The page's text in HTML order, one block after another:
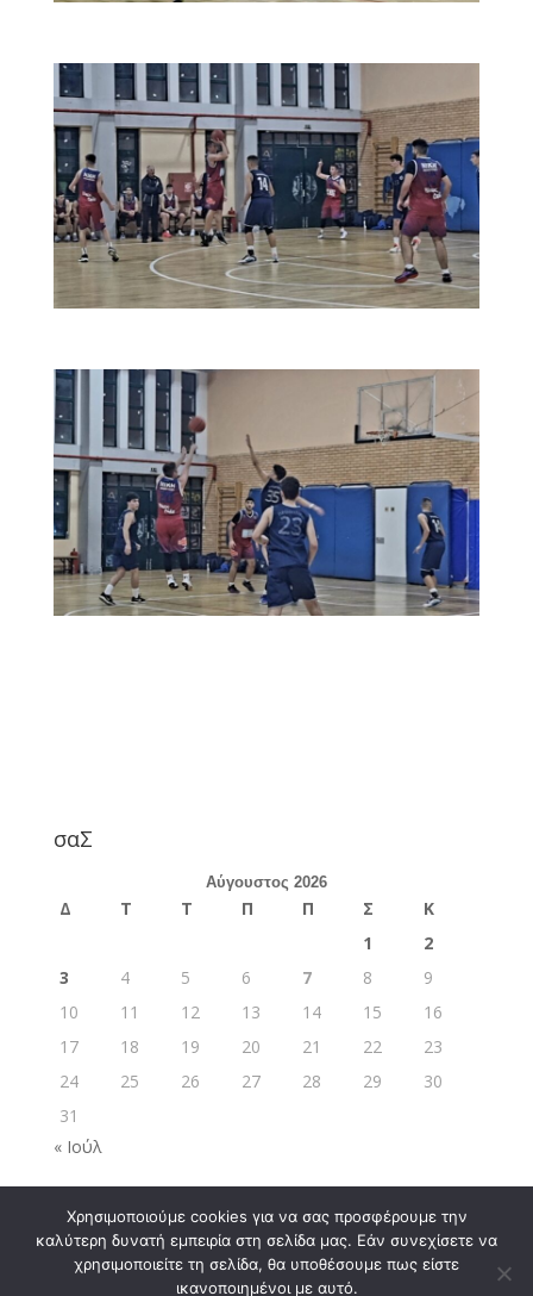
σαΣ
Αύγουστος 2026
Δ Τ Τ Π Π Σ
Κ
1
2
3
4 5 6 7 8
9
10
11 12 13 14 15
16
17
18 19 20 21 22
23
24
25 26 27 28 29
30
31
« Ιούλ
Χρησιμοποιούμε cookies για να σας προσφέρουμε την
καλύτερη δυνατή εμπειρία στη σελίδα μας. Εάν συνεχίσετε να
χρησιμοποιείτε τη σελίδα, θα υποθέσουμε πως είστε
ικανοποιημένοι με αυτό.